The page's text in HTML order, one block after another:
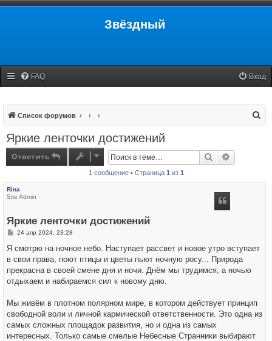
Звёздный
FAQ Вход
Список форумов
Яркие ленточки достижений
Ответить Поиск
1 сообщение • Страница 1 из 1
Rina
Site Admin
Яркие ленточки достижений
С
о
щ
е
и
24 апр 2024, 23:28
Я смотрю на ночное небо. Наступает рассвет и новое утро вступает
в свои права, поют птицы и цветы пьют ночную росу... Природа
прекрасна в своей смене дня и ночи. Днём мы трудимся, а ночью
отдыхаем и набираемся сил к новому дню.
Мы живём в плотном полярном мире, в котором действует принцип
свободной воли и личной кармической ответственности. Это одна из
самых сложных площадок развития, но и одна из самых
интересных. Только самые смелые Небесные Странники выбирают